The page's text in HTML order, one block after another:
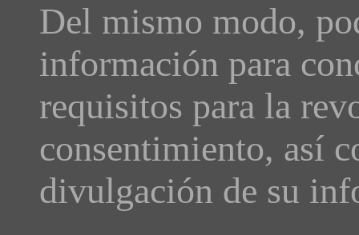
Del mismo modo,
información para
requisitos para la
consentimiento, así
divulgación de su